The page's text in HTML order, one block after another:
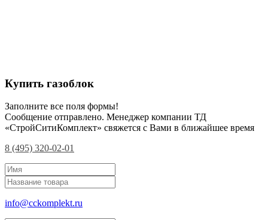
Купить газоблок
Заполните все поля формы!
Сообщение отправлено. Менеджер компании ТД
«СтройСитиКомплект» свяжется с Вами в ближайшее время
8 (495) 320-02-01
info@cckomplekt.ru